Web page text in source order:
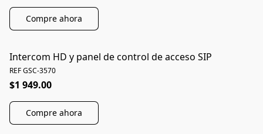
Compre ahora
Intercom HD y panel de control de acceso SIP
REF GSC-3570
$1 949.00
Compre ahora